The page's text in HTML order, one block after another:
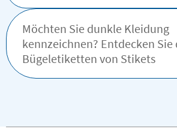
Möchten Sie dunkle Kleidung
kennzeichnen? Entdecken Sie
Bügeletiketten von Stikets